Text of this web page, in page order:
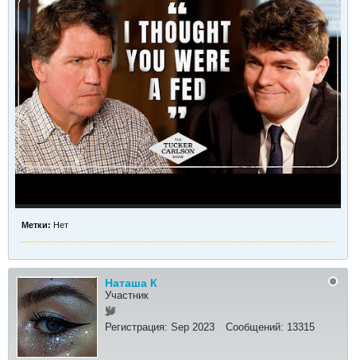
Метки: Нет
Наташа К
Участник
Регистрация: Sep 2023 Сообщений: 13315